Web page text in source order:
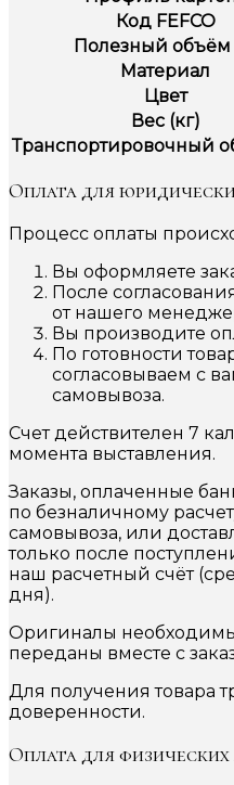
Код FEFCO
Полезный объём
Материал
Цвет
Вес (кг)
Транспортировочный
Оплата для
Процесс оплаты
Вы оформляете
После
от нашего
Вы производите
По готовности
согласовываем с
самовывоза.
Счет действителен 7
момента выставления.
Заказы, оплаченные
по безналичному
самовывоза, или
только после
наш расчетный счёт
дня).
Оригиналы
переданы вместе с
Для получения товара
доверенности.
Оплата для